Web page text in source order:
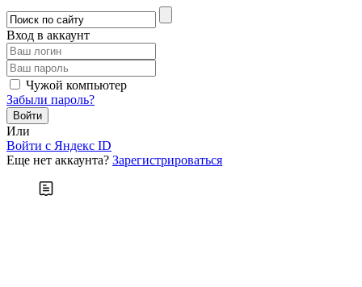
Вход в аккаунт
Чужой компьютер
Забыли пароль?
Или
Войти c Яндекс ID
Еще нет аккаунта? Зарегистрироваться